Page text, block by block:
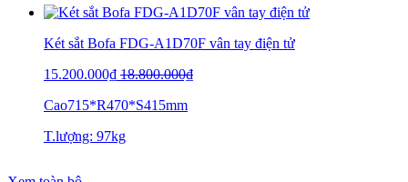
Két sắt Bofa FDG-A1D70F vân tay điện tử
15.200.000₫ 18.800.000₫
Cao715*R470*S415mm
T.lượng: 97kg